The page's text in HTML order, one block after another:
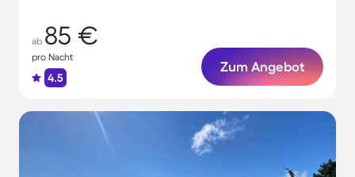
ab 85 €
pro Nacht
4.5
Zum Angebot